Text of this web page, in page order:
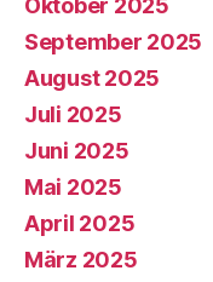
Oktober 2025
September 2025
August 2025
Juli 2025
Juni 2025
Mai 2025
April 2025
März 2025